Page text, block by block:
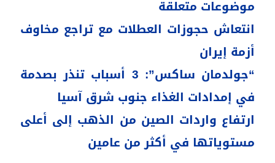
موضوعات متعلقة
انتعاش حجوزات العطلات مع تراجع مخاوف
أزمة إيران
“جولدمان ساكس”: 3 أسباب تنذر بصدمة
في إمدادات الغذاء جنوب شرق آسيا
ارتفاع واردات الصين من الذهب إلى أعلى
مستوياتها في أكثر من عامين